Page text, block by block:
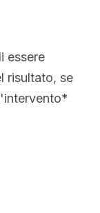
essere
risultato, se